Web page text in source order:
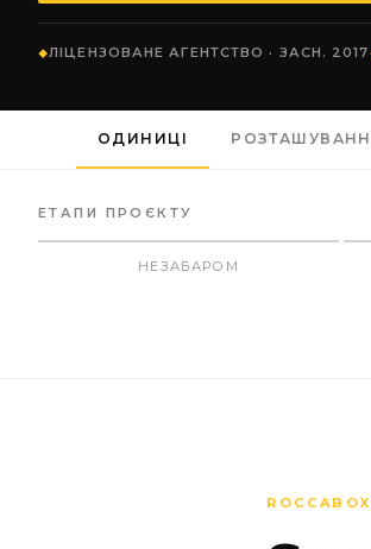
ЛІЦЕНЗОВАНЕ АГЕНТСТВО · ЗАСН. 2017
ОДИНИЦІ
ЕТАПИ ПРОЄКТУ
НЕЗАБАРОМ